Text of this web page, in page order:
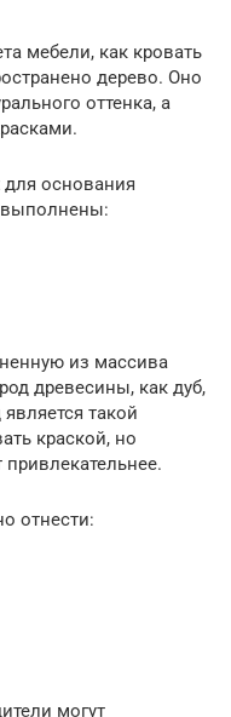
мебели, как кровать
дерево. Оно
оттенка, а
основания
выполнены:
из массива
древесины, как дуб,
такой
краской, но
отнести:
могут